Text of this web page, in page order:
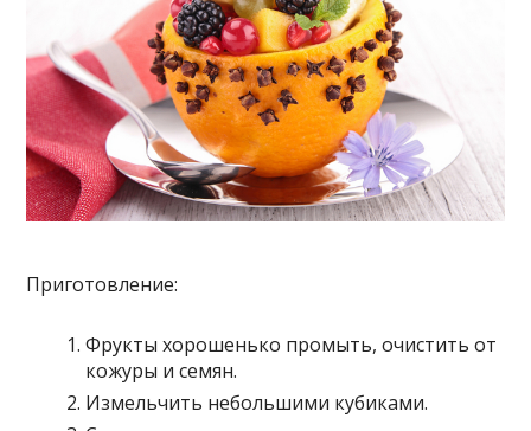
Приготовление:
Фрукты хорошенько промыть, очистить от
кожуры и семян.
Измельчить небольшими кубиками.